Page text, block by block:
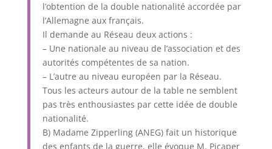
l’obtention de la double nationalité accordée par
l’Allemagne aux français.
Il demande au Réseau deux actions :
– Une nationale au niveau de l’association et des
autorités compétentes de sa nation.
– L’autre au niveau européen par la Réseau.
Tous les acteurs autour de la table ne semblent
pas très enthousiastes par cette idée de double
nationalité.
B) Madame Zipperling (ANEG) fait un historique
des enfants de la guerre, elle évoque M. Picaper